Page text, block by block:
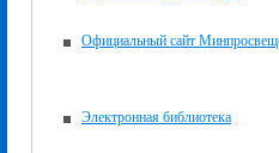
Официальный сайт
Электронная библиотека